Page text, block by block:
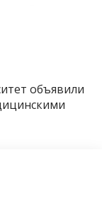
объявили